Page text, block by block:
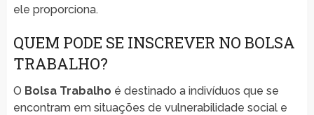
ele proporciona.
QUEM PODE SE INSCREVER NO BOLSA
TRABALHO?
O Bolsa Trabalho é destinado a indivíduos que se
encontram em situações de vulnerabilidade social e